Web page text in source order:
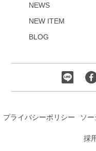
NEWS
NEW ITEM
BLOG
プライバシーポリシー ソ
採